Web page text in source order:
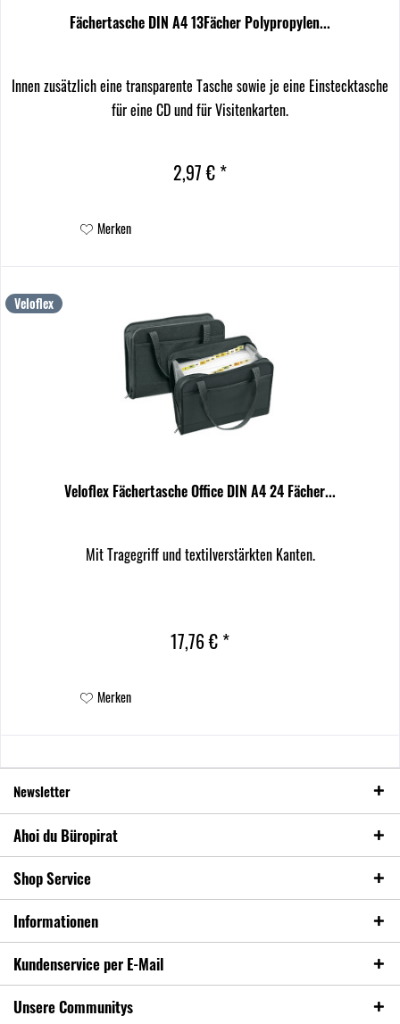
Fächertasche DIN A4 13Fächer Polypropylen...
Innen zusätzlich eine transparente Tasche sowie je eine Einstecktasche
für eine CD und für Visitenkarten.
2,97 € *
Merken
Veloflex
Veloflex Fächertasche Office DIN A4 24 Fächer...
Mit Tragegriff und textilverstärkten Kanten.
17,76 € *
Merken
Newsletter
Ahoi du Büropirat
Shop Service
Informationen
Kundenservice per E-Mail
Unsere Communitys